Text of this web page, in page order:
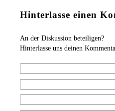
Hinterlasse einen
An der Diskussion beteiligen?
Hinterlasse uns deinen